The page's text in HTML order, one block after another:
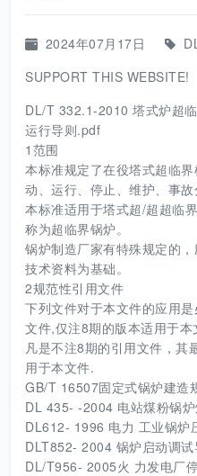
2024年07月17日
SUPPORT THIS WEBSITE!
DL/T 332.1-2010 塔式炉超
运行导则.pdf
1范围
本标准规定了在役塔式超临
动、运行、停止、维护、事故
本标准适用于塔式超/超超临
称为超临界锅炉。
锅炉制造厂家有特殊规定的
技术资料为基础。
2规范性引用文件
下列文件对于本文件的应用
文件,仅注8期的版本适用于本
凡是不注8期的引用文件，其
用于本文件.
GB/T 16507固定式锅炉建造
DL 435- -2004 电站煤粉锅
DL612- 1996 电力 工业锅炉
DLT852- 2004 锅炉启动调试
DL/T956- 2005火 力发电厂